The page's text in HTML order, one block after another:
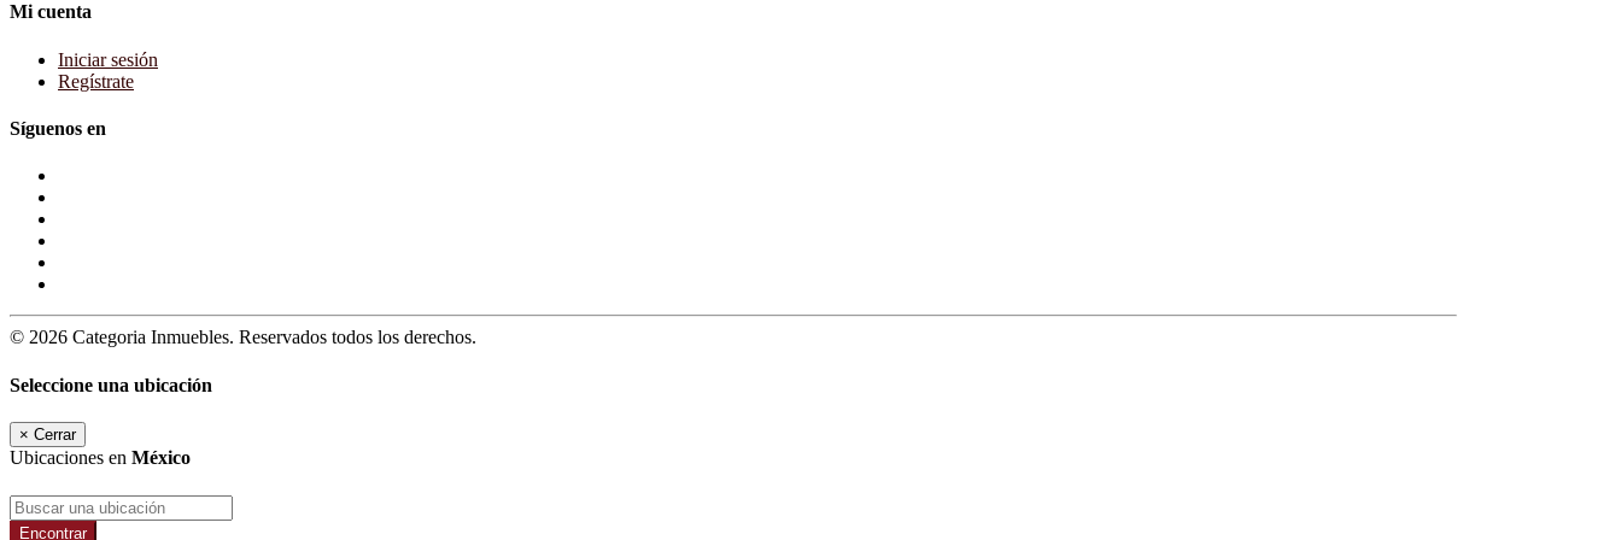
Mi cuenta
Iniciar sesión
Regístrate
Síguenos en
© 2026 Categoria Inmuebles. Reservados todos los derechos.
Seleccione una ubicación
× Cerrar
Ubicaciones en México
Encontrar